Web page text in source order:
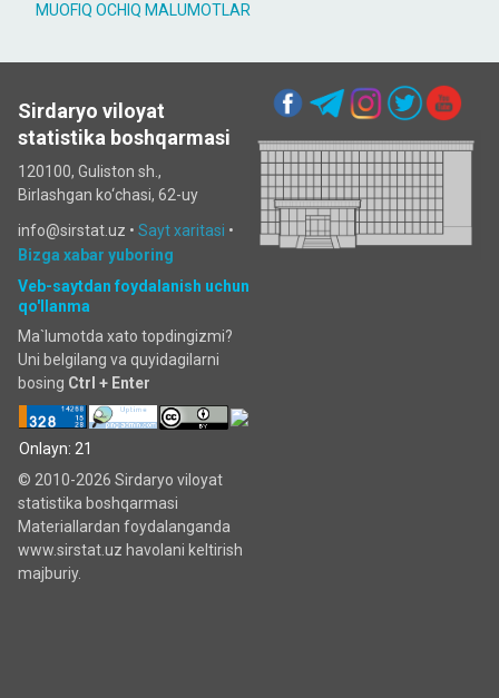
MUOFIQ OCHIQ MALUMOTLAR
Sirdaryo viloyat
statistika boshqarmasi
120100, Guliston sh.,
Birlashgan ko‘chаsi, 62-uy
info@sirstat.uz • Sayt xaritasi •
Bizga xabar yuboring
Veb-saytdan foydalanish uchun
qo'llanma
Ma`lumotda xato topdingizmi?
Uni belgilang va quyidagilarni
bosing Ctrl + Enter
Onlayn: 21
© 2010-2026 Sirdaryo viloyat
statistika boshqarmasi
Materiallardan foydalanganda
www.sirstat.uz havolani keltirish
majburiy.